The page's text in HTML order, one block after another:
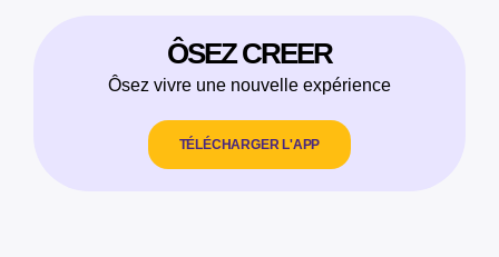
ÔSEZ CREER
Ôsez vivre une nouvelle expérience
TÉLÉCHARGER L'APP